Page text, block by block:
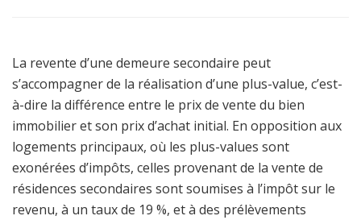
La revente d’une demeure secondaire peut
s’accompagner de la réalisation d’une plus-value, c’est-
à-dire la différence entre le prix de vente du bien
immobilier et son prix d’achat initial. En opposition aux
logements principaux, où les plus-values sont
exonérées d’impôts, celles provenant de la vente de
résidences secondaires sont soumises à l’impôt sur le
revenu, à un taux de 19 %, et à des prélèvements